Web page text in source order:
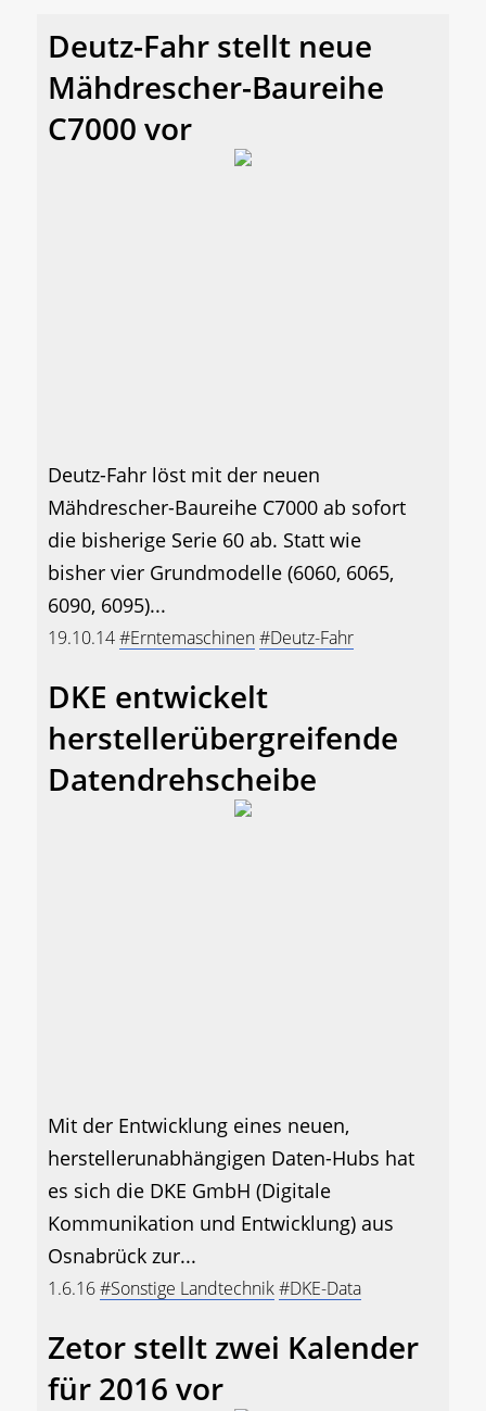
Deutz-Fahr stellt neue
Mähdrescher-Baureihe
C7000 vor
Deutz-Fahr löst mit der neuen
Mähdrescher-Baureihe C7000 ab sofort
die bisherige Serie 60 ab. Statt wie
bisher vier Grundmodelle (6060, 6065,
6090, 6095)...
19.10.14#Erntemaschinen#Deutz-Fahr
DKE entwickelt
herstellerübergreifende
Datendrehscheibe
Mit der Entwicklung eines neuen,
herstellerunabhängigen Daten-Hubs hat
es sich die DKE GmbH (Digitale
Kommunikation und Entwicklung) aus
Osnabrück zur...
1.6.16#Sonstige Landtechnik#DKE-Data
Zetor stellt zwei Kalender
für 2016 vor